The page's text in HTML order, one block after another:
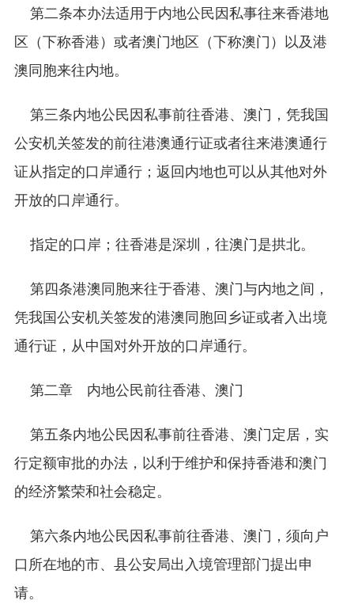
第二条本办法适用于内地公民因私事往来香港地
区（下称香港）或者澳门地区（下称澳门）以及港
澳同胞来往内地。
第三条内地公民因私事前往香港、澳门，凭我国
公安机关签发的前往港澳通行证或者往来港澳通行
证从指定的口岸通行；返回内地也可以从其他对外
开放的口岸通行。
指定的口岸；往香港是深圳，往澳门是拱北。
第四条港澳同胞来往于香港、澳门与内地之间，
凭我国公安机关签发的港澳同胞回乡证或者入出境
通行证，从中国对外开放的口岸通行。
第二章 内地公民前往香港、澳门
第五条内地公民因私事前往香港、澳门定居，实
行定额审批的办法，以利于维护和保持香港和澳门
的经济繁荣和社会稳定。
第六条内地公民因私事前往香港、澳门，须向户
口所在地的市、县公安局出入境管理部门提出申
请。